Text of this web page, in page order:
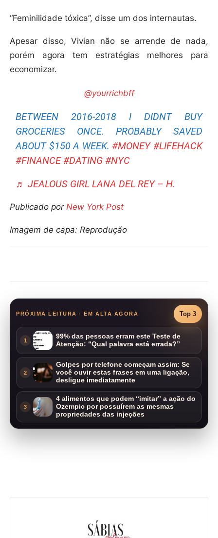
“Feminilidade tóxica”, disse um dos internautas.
Apesar disso, Vivian não se arrende de nada,
porém agora tem estratégias melhores para
economizar.
@yourrichbff
BETWEEN 2016-2018 I DIDNT BUY
GROCERIES ONCE. PROBABLY SAVED
ABOUT $150 A WEEK.#MONEY #LIFEHACK
#FINANCE #DATING #NYC
♬ JEALOUS GIRL LANA DEL REY – H.
Publicado por New York Post
Imagem de capa: Reprodução
PRÓXIMA LEITURA - EM ALTA AGORA Top 3
1
99% das pessoas erram este Teste de
Atenção: “Qual palavra está errada?”
2
Golpes por telefone começam assim: Se
você ouvir estas frases em uma ligação,
desligue imediatamente
3
4 alimentos que podem “imitar” a ação do
Ozempic por possuírem as mesmas
propriedades das injeções